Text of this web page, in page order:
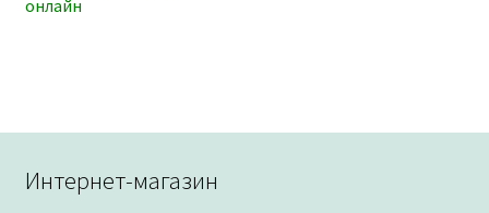
онлайн
Интернет-магазин